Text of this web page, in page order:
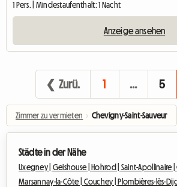
1 Pers. | Mindestaufenthalt: 1 Nacht
Anzeige ansehen
❮ Zurü. 1 … 5
Zimmer zu vermieten › Chevigny-Saint-Sauveur
Städte in der Nähe
Uxegney | Geishouse | Hohrod | Saint-Apollinaire |
Marsannay-la-Côte | Couchey | Plombières-lès-